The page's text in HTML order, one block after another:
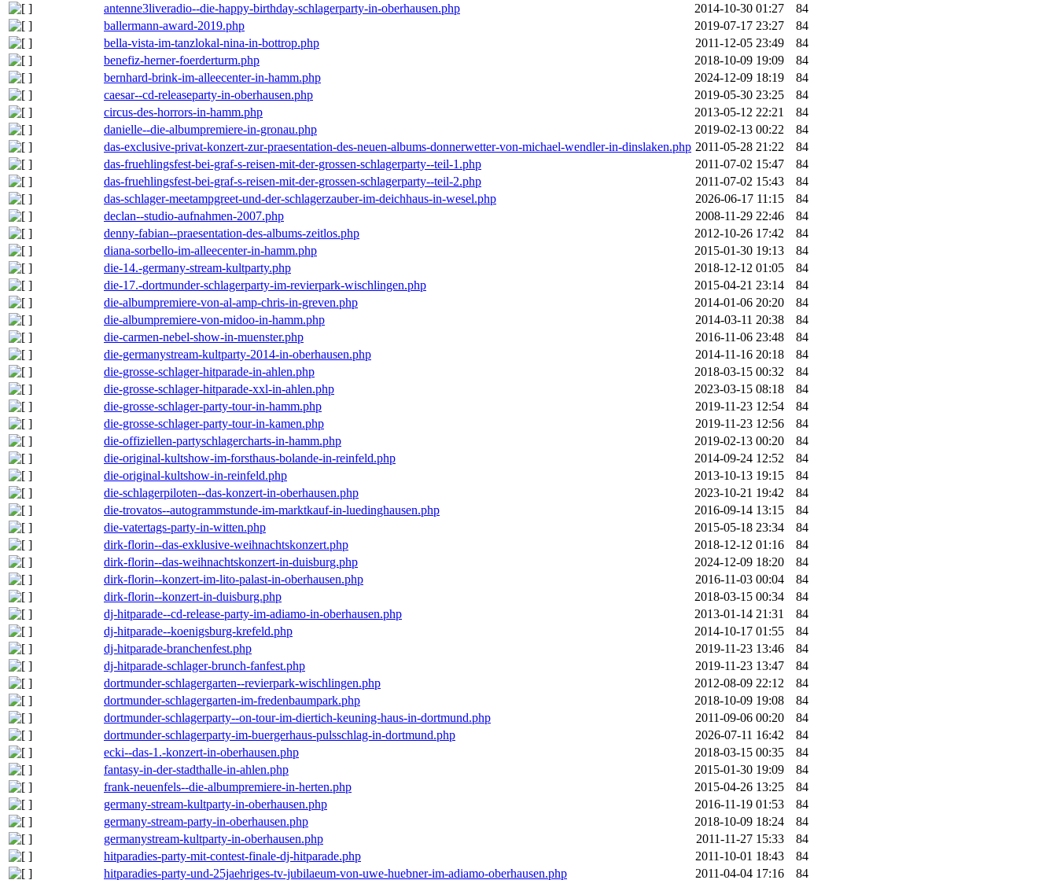
antenne3liveradio--die-happy-birthday-schlagerparty-in-oberhausen.php
2014-10-30 01:27
84
ballermann-award-2019.php
2019-07-17 23:27
84
bella-vista-im-tanzlokal-nina-in-bottrop.php
2011-12-05 23:49
84
benefiz-herner-foerderturm.php
2018-10-09 19:09
84
bernhard-brink-im-alleecenter-in-hamm.php
2024-12-09 18:19
84
caesar--cd-releaseparty-in-oberhausen.php
2019-05-30 23:25
84
circus-des-horrors-in-hamm.php
2013-05-12 22:21
84
danielle--die-albumpremiere-in-gronau.php
2019-02-13 00:22
84
das-exclusive-privat-konzert-zur-praesentation-des-neuen-albums-donnerwetter-von-michael-wendler-in-dinslaken.php 2011-05-28 21:22
84
das-fruehlingsfest-bei-graf-s-reisen-mit-der-grossen-schlagerparty--teil-1.php
2011-07-02 15:47
84
das-fruehlingsfest-bei-graf-s-reisen-mit-der-grossen-schlagerparty--teil-2.php
2011-07-02 15:43
84
das-schlager-meetampgreet-und-der-schlagerzauber-im-deichhaus-in-wesel.php
2026-06-17 11:15
84
declan--studio-aufnahmen-2007.php
2008-11-29 22:46
84
denny-fabian--praesentation-des-albums-zeitlos.php
2012-10-26 17:42
84
diana-sorbello-im-alleecenter-in-hamm.php
2015-01-30 19:13
84
die-14.-germany-stream-kultparty.php
2018-12-12 01:05
84
die-17.-dortmunder-schlagerparty-im-revierpark-wischlingen.php
2015-04-21 23:14
84
die-albumpremiere-von-al-amp-chris-in-greven.php
2014-01-06 20:20
84
die-albumpremiere-von-midoo-in-hamm.php
2014-03-11 20:38
84
die-carmen-nebel-show-in-muenster.php
2016-11-06 23:48
84
die-germanystream-kultparty-2014-in-oberhausen.php
2014-11-16 20:18
84
die-grosse-schlager-hitparade-in-ahlen.php
2018-03-15 00:32
84
die-grosse-schlager-hitparade-xxl-in-ahlen.php
2023-03-15 08:18
84
die-grosse-schlager-party-tour-in-hamm.php
2019-11-23 12:54
84
die-grosse-schlager-party-tour-in-kamen.php
2019-11-23 12:56
84
die-offiziellen-partyschlagercharts-in-hamm.php
2019-02-13 00:20
84
die-original-kultshow-im-forsthaus-bolande-in-reinfeld.php
2014-09-24 12:52
84
die-original-kultshow-in-reinfeld.php
2013-10-13 19:15
84
die-schlagerpiloten--das-konzert-in-oberhausen.php
2023-10-21 19:42
84
die-trovatos--autogrammstunde-im-marktkauf-in-luedinghausen.php
2016-09-14 13:15
84
die-vatertags-party-in-witten.php
2015-05-18 23:34
84
dirk-florin--das-exklusive-weihnachtskonzert.php
2018-12-12 01:16
84
dirk-florin--das-weihnachtskonzert-in-duisburg.php
2024-12-09 18:20
84
dirk-florin--konzert-im-lito-palast-in-oberhausen.php
2016-11-03 00:04
84
dirk-florin--konzert-in-duisburg.php
2018-03-15 00:34
84
dj-hitparade--cd-release-party-im-adiamo-in-oberhausen.php
2013-01-14 21:31
84
dj-hitparade--koenigsburg-krefeld.php
2014-10-17 01:55
84
dj-hitparade-branchenfest.php
2019-11-23 13:46
84
dj-hitparade-schlager-brunch-fanfest.php
2019-11-23 13:47
84
dortmunder-schlagergarten--revierpark-wischlingen.php
2012-08-09 22:12
84
dortmunder-schlagergarten-im-fredenbaumpark.php
2018-10-09 19:08
84
dortmunder-schlagerparty--on-tour-im-diertich-keuning-haus-in-dortmund.php
2011-09-06 00:20
84
dortmunder-schlagerparty-im-buergerhaus-pulsschlag-in-dortmund.php
2026-07-11 16:42
84
ecki--das-1.-konzert-in-oberhausen.php
2018-03-15 00:35
84
fantasy-in-der-stadthalle-in-ahlen.php
2015-01-30 19:09
84
frank-neuenfels--die-albumpremiere-in-herten.php
2015-04-26 13:25
84
germany-stream-kultparty-in-oberhausen.php
2016-11-19 01:53
84
germany-stream-party-in-oberhausen.php
2018-10-09 18:24
84
germanystream-kultparty-in-oberhausen.php
2011-11-27 15:33
84
hitparadies-party-mit-contest-finale-dj-hitparade.php
2011-10-01 18:43
84
hitparadies-party-und-25jaehriges-tv-jubilaeum-von-uwe-huebner-im-adiamo-oberhausen.php
2011-04-04 17:16 84